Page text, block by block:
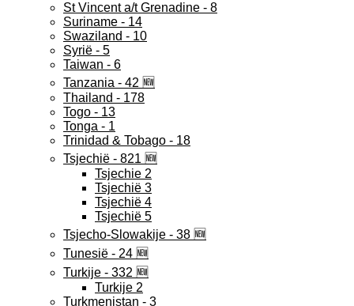
St Vincent a/t Grenadine - 8
Suriname - 14
Swaziland - 10
Syrië - 5
Taiwan - 6
Tanzania - 42 🆕
Thailand - 178
Togo - 13
Tonga - 1
Trinidad & Tobago - 18
Tsjechië - 821 🆕
Tsjechie 2
Tsjechië 3
Tsjechië 4
Tsjechië 5
Tsjecho-Slowakije - 38 🆕
Tunesië - 24 🆕
Turkije - 332 🆕
Turkije 2
Turkmenistan - 3